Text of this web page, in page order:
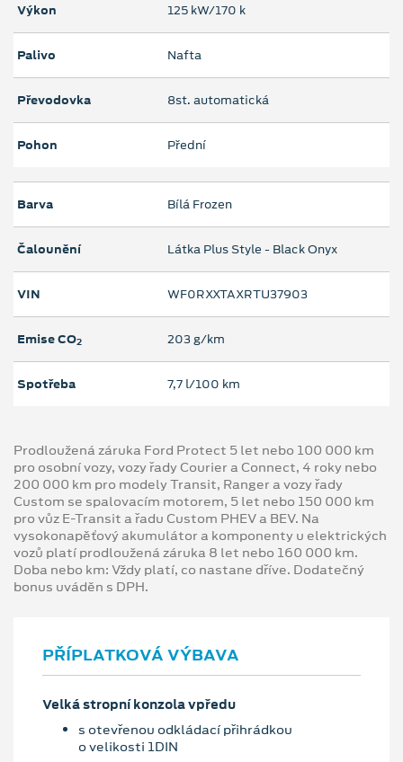
Výkon 125 kW/170 k
Palivo Nafta
Převodovka 8st. automatická
Pohon Přední
Barva Bílá Frozen
Čalounění Látka Plus Style - Black Onyx
VIN WF0RXXTAXRTU37903
Emise CO2 203 g/km
Spotřeba 7,7 l/100 km
Prodloužená záruka Ford Protect 5 let nebo 100 000 km
pro osobní vozy, vozy řady Courier a Connect, 4 roky nebo
200 000 km pro modely Transit, Ranger a vozy řady
Custom se spalovacím motorem, 5 let nebo 150 000 km
pro vůz E-Transit a řadu Custom PHEV a BEV. Na
vysokonapěťový akumulátor a komponenty u elektrických
vozů platí prodloužená záruka 8 let nebo 160 000 km.
Doba nebo km: Vždy platí, co nastane dříve. Dodatečný
bonus uváděn s DPH.
PŘÍPLATKOVÁ VÝBAVA
Velká stropní konzola vpředu
s otevřenou odkládací přihrádkou
o velikosti 1DIN